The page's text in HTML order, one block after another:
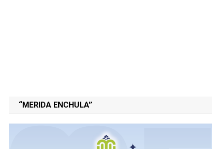
“MERIDA ENCHULA”